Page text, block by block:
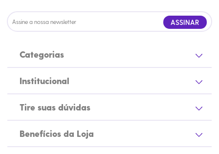
ASSINAR
Categorias
Institucional
Tire suas dúvidas
Benefícios da Loja